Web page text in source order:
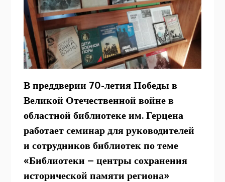
В преддверии 70-летия Победы в
Великой Отечественной войне в
областной библиотеке им. Герцена
работает семинар для руководителей
и сотрудников библиотек по теме
«Библиотеки – центры сохранения
исторической памяти региона»